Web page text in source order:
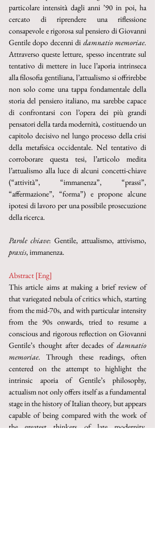
particolare intensità dagli anni ’90 in poi, ha
cercato di riprendere una riflessione
consapevole e rigorosa sul pensiero di Giovanni
Gentile dopo decenni di damnatio memoriae.
Attraverso queste letture, spesso incentrate sul
tentativo di mettere in luce l’aporia intrinseca
alla filosofia gentiliana, l’attualismo si offrirebbe
non solo come una tappa fondamentale della
storia del pensiero italiano, ma sarebbe capace
di confrontarsi con l’opera dei più grandi
pensatori della tarda modernità, costituendo un
capitolo decisivo nel lungo processo della crisi
della metafisica occidentale. Nel tentativo di
corroborare questa tesi, l’articolo medita
l’attualismo alla luce di alcuni concetti-chiave
(“attività”, “immanenza”, “prassi”,
“affermazione”, “forma”) e propone alcune
ipotesi di lavoro per una possibile prosecuzione
della ricerca.
Parole chiave
praxis, immanenza.
Abstract [Eng]
This article aims at making a brief review of
that variegated nebula of critics which, starting
from the mid-70s, and with particular intensity
from the 90s onwards, tried to resume a
conscious and rigorous reflection on Giovanni
Gentile’s thought after decades of damnatio
memoriae. Through these readings, often
centered on the attempt to highlight the
intrinsic aporia of Gentile’s philosophy,
actualism not only offers itself as a fundamental
stage in the history of Italian theory, but appears
capable of being compared with the work of
the greatest thinkers of late modernity,